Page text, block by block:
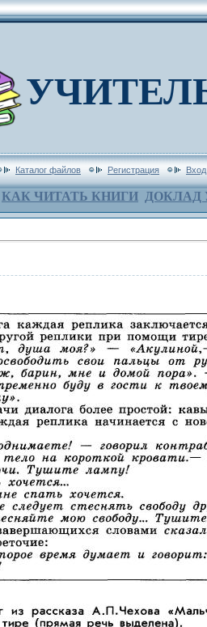
Каталог файлов Регистрация Вход
КАК ЧИТАТЬ КНИГИ ДОКЛАД